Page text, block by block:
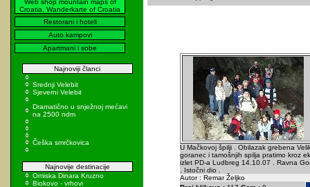
Web shop mountain maps of
Croatia, Wanderkarte of Croatia
Restorani i hoteli
Auto kampovi
Apartmani i sobe
Najnoviji članci
Srednji Velebit
Sjeverni Velebit
Dramatično u snježnoj mećavi
na 2500 ndm
Češka smrčkovica
Najnovije destinacije
Omiska Dinara Kruzno
Biokovo - vrhovi
U Mačkovoj špilji . Obilazak grebena
goranec i tamošnjih spilja pratimo kroz
izlet PD-a Ludbreg 14.10.07 . Ravna
. Istočni dio .
Autor : Remar Željko